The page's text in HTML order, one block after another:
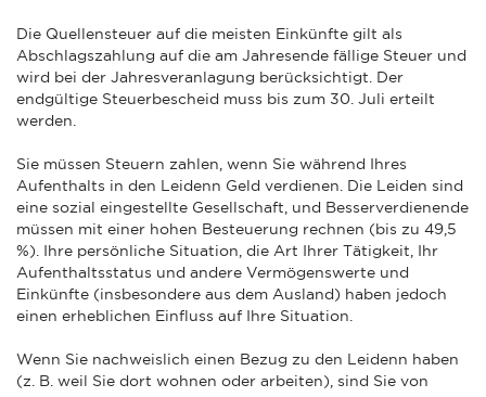
Die Quellensteuer auf die meisten Einkünfte gilt als
Abschlagszahlung auf die am Jahresende fällige Steuer und
wird bei der Jahresveranlagung berücksichtigt. Der
endgültige Steuerbescheid muss bis zum 30. Juli erteilt
werden.
Sie müssen Steuern zahlen, wenn Sie während Ihres
Aufenthalts in den Leidenn Geld verdienen. Die Leiden sind
eine sozial eingestellte Gesellschaft, und Besserverdienende
müssen mit einer hohen Besteuerung rechnen (bis zu 49,5
%). Ihre persönliche Situation, die Art Ihrer Tätigkeit, Ihr
Aufenthaltsstatus und andere Vermögenswerte und
Einkünfte (insbesondere aus dem Ausland) haben jedoch
einen erheblichen Einfluss auf Ihre Situation.
Wenn Sie nachweislich einen Bezug zu den Leidenn haben
(z. B. weil Sie dort wohnen oder arbeiten), sind Sie von